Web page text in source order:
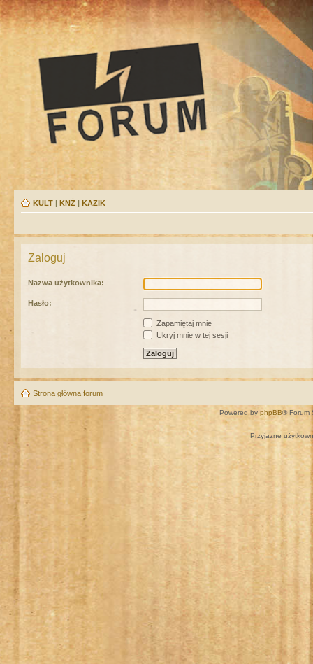
KULT | KNŻ | KAZIK
Zaloguj
Nazwa użytkownika:
Hasło:
Zapamiętaj mnie
Ukryj mnie w tej sesji
Strona główna forum
Powered by phpBB® Forum
Przyjazne